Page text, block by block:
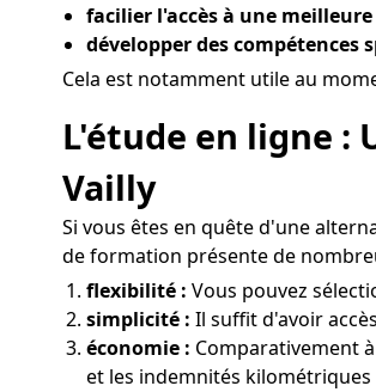
facilier l'accès à une
développer des compétences
Cela est notamment utile au
L'étude en ligne :
Vailly
Si vous êtes en quête d'une
de formation présente de
flexibilité : Vous pouvez
simplicité : Il suffit d'avoir
économie : Comparativement
et les indemnités kilométriques